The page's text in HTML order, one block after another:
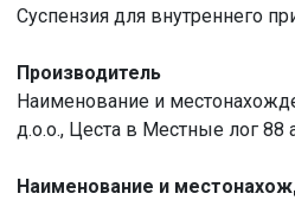
Суспензия для внутреннего
Производитель
Наименование и
д.о.о., Цеста в Местные лог
Наименование и